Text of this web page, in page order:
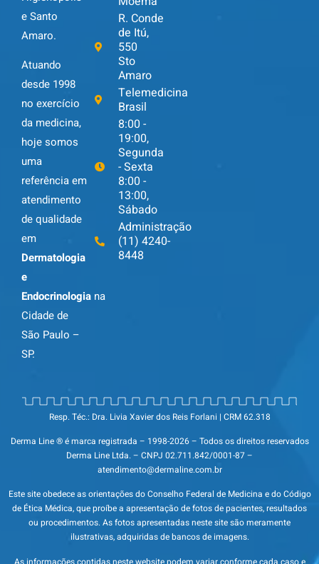
e Santo
Amaro.
Atuando
desde 1998
no exercício
da medicina,
hoje somos
uma
referência em
atendimento
de qualidade
em
Dermatologia
e
Endocrinologia na
Cidade de
São Paulo –
SP.
R. Conde
de Itú,
550
Sto
Amaro
Telemedicina
Brasil
8:00 -
19:00,
Segunda
- Sexta
8:00 -
13:00,
Sábado
Administração
(11) 4240-
8448
Resp. Téc.: Dra. Livia Xavier dos Reis Forlani | CRM 62.318
Derma Line ® é marca registrada – 1998-2026 – Todos os direitos reservados
Derma Line Ltda. – CNPJ 02.711.842/0001-87 –
atendimento@dermaline.com.br
Este site obedece as orientações do Conselho Federal de Medicina e do Código
de Ética Médica, que proíbe a apresentação de fotos de pacientes, resultados
ou procedimentos. As fotos apresentadas neste site são meramente
ilustrativas, adquiridas de bancos de imagens.